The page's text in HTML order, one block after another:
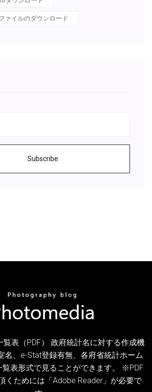
ァイルのダウンロード
Subscribe
表（PDF） 政府統計名に対する作成機
名、e-Stat登録有無、各府省統計ホーム
覧表形式で見ることができます。 ※PDF
くためには「Adobe Reader」が必要で